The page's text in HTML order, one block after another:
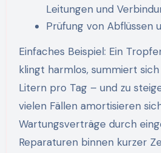
Leitungen und
Prüfung von Abflüssen
Einfaches Beispiel: Ein
klingt harmlos, summiert
Litern pro Tag – und zu
vielen Fällen amortisieren
Wartungsverträge durch
Reparaturen binnen kurzer